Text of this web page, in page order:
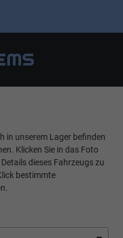
in unserem Lager befinden
Klicken Sie in das Foto
dieses Fahrzeugs zu
bestimmte